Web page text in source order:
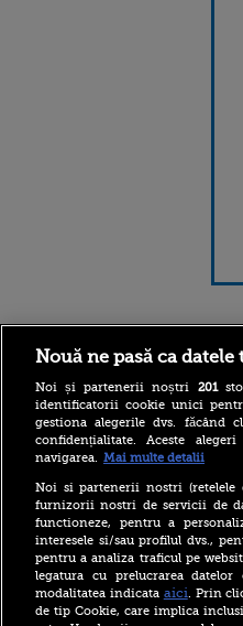
21-
nou
o
Nouă ne pasă ca
Noi și partenerii noștri 201
identificatorii cookie unici
gestiona alegerile dvs.
confidențialitate. Aceste
navigarea. Mai multe detalii
Noi si partenerii nostri (retelele
furnizorii nostri de servicii de
functioneze, pentru a
interesele si/sau profilul dvs.,
pentru a analiza traficul pe
legatura cu prelucrarea
modalitatea indicata aici. Prin
de tip Cookie, care implica